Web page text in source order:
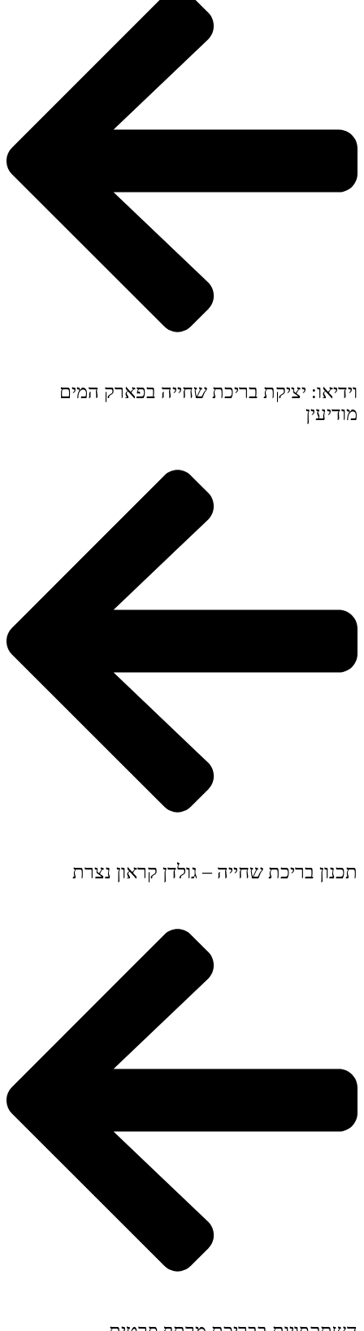
וידיאו: יציקת בריכת שחייה בפארק המים
מודיעין
תכנון בריכת שחייה – גולדן קראון נצרת